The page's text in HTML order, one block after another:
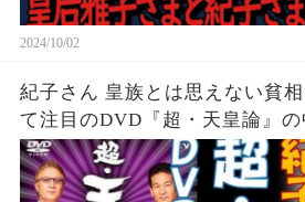
2024/10/02
紀子さん 皇族とは思えない貧
て注目のDVD『超・天皇論』
て・・・